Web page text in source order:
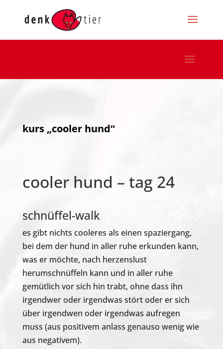
kurs „cooler hund“
cooler hund – tag 24
schnüffel-walk
es gibt nichts cooleres als einen spaziergang,
bei dem der hund in aller ruhe erkunden kann,
was er möchte, nach herzenslust
herumschnüffeln kann und in aller ruhe
gemütlich vor sich hin trabt, ohne dass ihn
irgendwer oder irgendwas stört oder er sich
über irgendwen oder irgendwas aufregen
muss (aus positivem anlass genauso wenig wie
aus negativem).